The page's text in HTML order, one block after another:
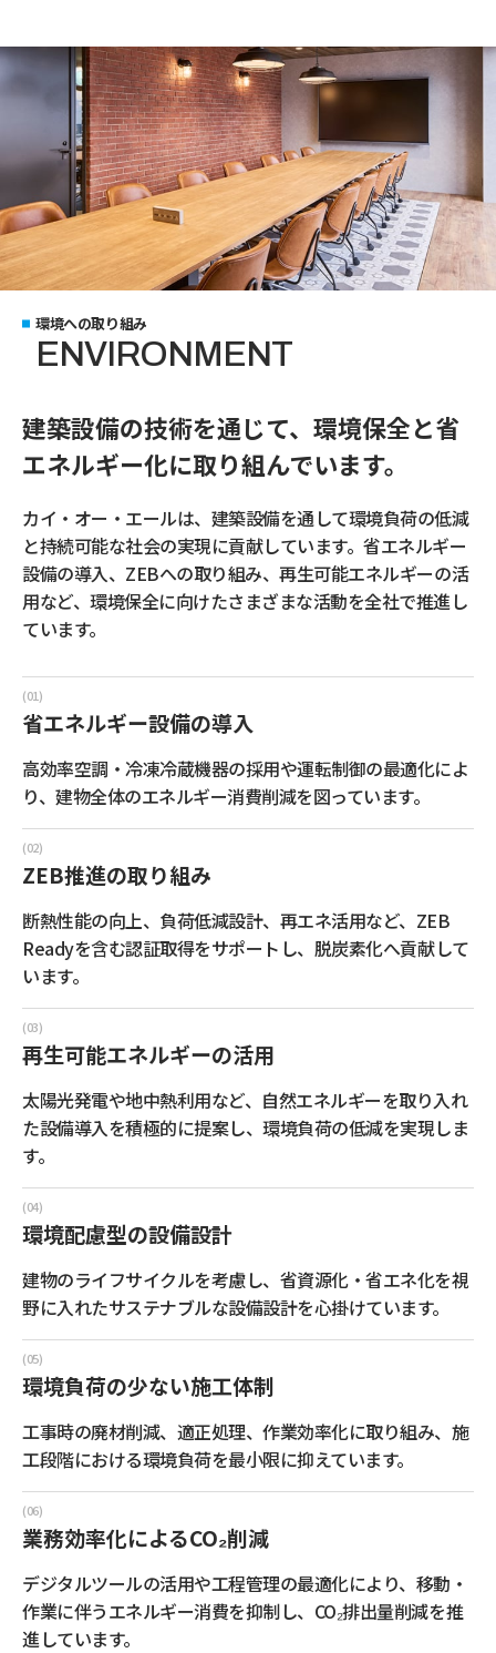
環境への取り組み
ENVIRONMENT
建築設備の技術を通じて、環境保全と省
エネルギー化に取り組んでいます。
カイ・オー・エールは、建築設備を通して環境負荷の低減
と持続可能な社会の実現に貢献しています。省エネルギー
設備の導入、ZEBへの取り組み、再生可能エネルギーの活
用など、環境保全に向けたさまざまな活動を全社で推進し
ています。
省エネルギー設備の導入
高効率空調・冷凍冷蔵機器の採用や運転制御の最適化によ
り、建物全体のエネルギー消費削減を図っています。
ZEB推進の取り組み
断熱性能の向上、負荷低減設計、再エネ活用など、ZEB
Readyを含む認証取得をサポートし、脱炭素化へ貢献して
います。
再生可能エネルギーの活用
太陽光発電や地中熱利用など、自然エネルギーを取り入れ
た設備導入を積極的に提案し、環境負荷の低減を実現しま
す。
環境配慮型の設備設計
建物のライフサイクルを考慮し、省資源化・省エネ化を視
野に入れたサステナブルな設備設計を心掛けています。
環境負荷の少ない施工体制
工事時の廃材削減、適正処理、作業効率化に取り組み、施
工段階における環境負荷を最小限に抑えています。
業務効率化によるCO₂削減
デジタルツールの活用や工程管理の最適化により、移動・
作業に伴うエネルギー消費を抑制し、CO₂排出量削減を推
進しています。